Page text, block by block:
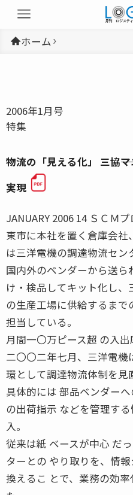
ホーム
2006年1月号
特集
物流の「見える化」 三協――
実現
JANUARY 2006 14 ＳＣＭ
東市に本社を置く倉庫会
は三洋電機の調達物流セン
国内外のベンダーから送
け・検品してキット化し
の生産工場に供給するま
担当している。
月間一〇万ピース超 の入出
二〇〇二年七月、三洋電
環として調達物流体制を見
具体的には 部品ベンダー
の出荷指示 などを管理す
入。
従来は紙 ベースが中心 だ
ターとの やり取りを、情
換えるこ とで、業務の効